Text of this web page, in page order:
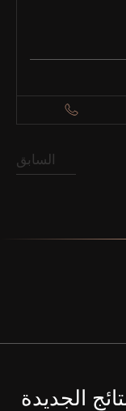
السابق
الجديدة